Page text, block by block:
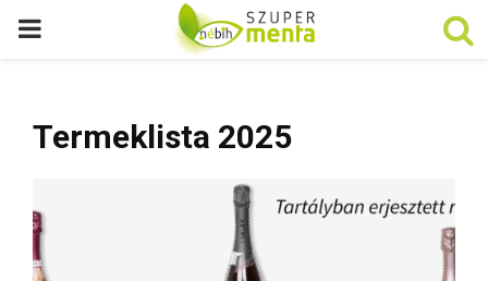
P
M
A
Termeklista 2025